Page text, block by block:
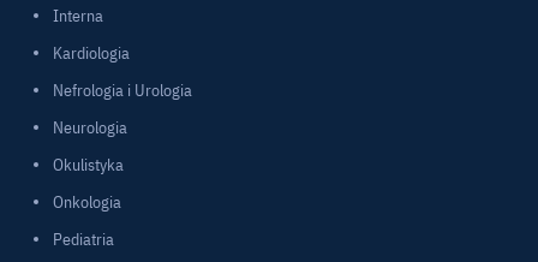
Interna
Kardiologia
Nefrologia i Urologia
Neurologia
Okulistyka
Onkologia
Pediatria